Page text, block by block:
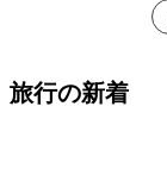
旅行の新着